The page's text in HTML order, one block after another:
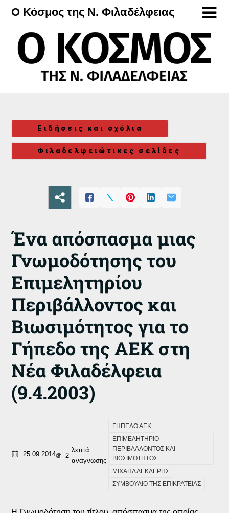
Μετάβαση
περιεχόμενο
Ο Κόσμος της Ν. Φιλαδέλφειας
Ειδήσεις και σχόλια
Φιλαδελφειώτικες σελίδες
Ένα απόσπασμα μιας
Γνωμοδότησης του
Επιμελητηρίου
Περιβάλλοντος και
Βιωσιμότητος για το
Γήπεδο της ΑΕΚ στη
Νέα Φιλαδέλφεια
(9.4.2003)
25.09.2014 2
λεπτά
ανάγνωσης
ΓΗΠΕΔΟ ΑΕΚ
ΕΠΙΜΕΛΗΤΗΡΙΟ
ΠΕΡΙΒΑΛΛΟΝΤΟΣ ΚΑΙ
ΒΙΩΣΙΜΟΤΗΤΟΣ
ΜΙΧΑΗΛ ΔΕΚΛΕΡΗΣ
ΣΥΜΒΟΥΛΙΟ ΤΗΣ ΕΠΙΚΡΑΤΕΙΑΣ